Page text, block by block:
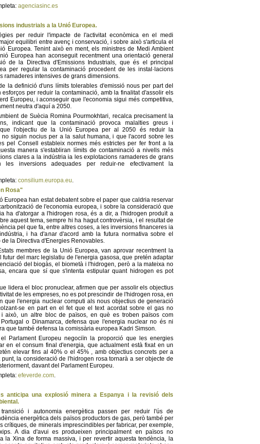
agenciasinc.es
industrials a la Unió Europea.
per reduir l'impacte de l'activitat econòmica en el medi
equilibri entre avenç i conservació, i sobre això s'articula el
Europea. Tenint això en ment, els ministres de Medi Ambient
Europea han aconseguit recentment una orientació general
de la Directiva d'Emissions Industrials, que és el principal
per regular la contaminació procedent de les instal·lacions
ramaderes intensives de grans dimensions.
la definició d'uns límits tolerables d'emissió nous per part del
per reduir la contaminació, amb la finalitat d'assolir els
Europeu, i aconseguir que l'economia sigui més competitiva,
neutra d'aquí a 2050.
de Suècia Romina Pourmokhtari, recalca precisament la
indicant que la contaminació provoca malalties greus i
l'objectiu de la Unió Europea per al 2050 és reduir la
siguin nocius per a la salut humana, i que l'acord sobre les
pel Consell estableix normes més estrictes per fer front a la
manera s'establiran límits de contaminació a nivells més
clares a la indústria ia les explotacions ramaderes de grans
les inversions adequades per reduir-ne efectivament la
consilium.europa.eu.
Rosa"
Europea han estat debatent sobre el paper que caldria reservar
de l'economia europea, i sobre la consideració que
ha d'atorgar a l'hidrogen rosa, és a dir, a l'hidrogen produït a
aquest tema, sempre hi ha hagut controvèrsia, i el resultat de
pel que fa, entre altres coses, a les inversions financeres ia
i ha d'anar d'acord amb la futura normativa sobre el
la Directiva d'Energies Renovables.
membres de la Unió Europea, van aprovar recentment la
del marc legislatiu de l'energia gasosa, que pretén adaptar
del biogàs, el biometà i l'hidrogen, però a la mateixa no
encara que sí que s'intenta estipular quant hidrogen es pot
lidera el bloc pronuclear, afirmen que per assolir els objectius
de les empreses, no es pot prescindir de l'hidrogen rosa, en
que l'energia nuclear computi als nous objectius de generació
se en part en el fet que el text acordat sobre el gas no
i això, un altre bloc de països, en què es troben països com
o Dinamarca, defensa que l'energia nuclear no és ni
que també defensa la comissària europea Kadri Simson.
Parlament Europeu negociïn la proporció que les energies
en el consum final d'energia, que actualment està fixat en un
elevar fins al 40% o el 45% , amb objectius concrets per a
la consideració de l'hidrogen rosa tornarà a ser objecte de
davant del Parlament Europeu.
efeverde.com.
anticipa una explosió minera a Espanya i la revisió dels
i autonomia energètica passen per reduir l'ús de
energètica dels països productors de gas, però també per
crítiques, de minerals imprescindibles per fabricar, per exemple,
A dia d'avui es produeixen principalment en països no
la Xina de forma massiva, i per revertir aquesta tendència, la